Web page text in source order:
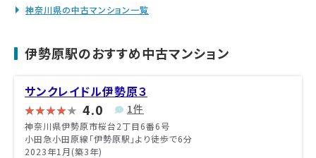
神奈川県の中古マンション一覧
伊勢原駅のおすすめ中古マンション
サンクレイドル伊勢原３
4.0 1件
神奈川県伊勢原市桜台2丁目6番6号
小田急小田原線「伊勢原駅」より徒歩で6分
2023年1月(築3年)